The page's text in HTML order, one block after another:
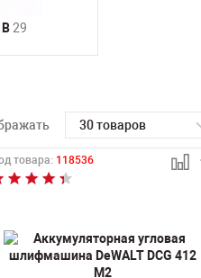
В29
30 товаров
товара: 118536